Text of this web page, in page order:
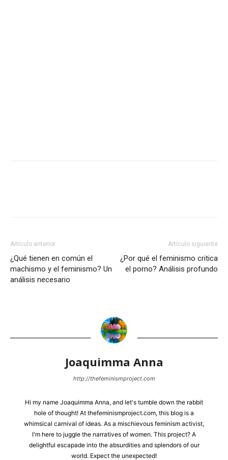
Artículo anterior
¿Qué tienen en común el
machismo y el feminismo? Un
análisis necesario
Artículo siguiente
¿Por qué el feminismo critica
el porno? Análisis profundo
Joaquimma Anna
http://thefeminismproject.com
Hi my name Joaquimma Anna, and let's tumble down the rabbit
hole of thought! At thefeminismproject.com, this blog is a
whimsical carnival of ideas. As a mischievous feminism activist,
I'm here to juggle the narratives of women. This project? A
delightful escapade into the absurdities and splendors of our
world. Expect the unexpected!